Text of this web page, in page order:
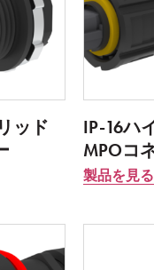
ッド
IP-16ハ
MPOコ
製品を見る